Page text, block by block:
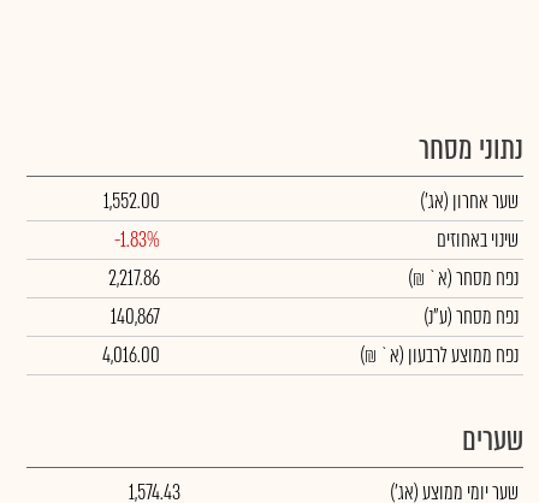
נתוני מסחר
שער אחרון (אג')
1,552.00
שינוי באחוזים
-1.83%
נפח מסחר(א` ₪)
2,217.86
נפח מסחר(ע"נ)
140,867
נפח ממוצע לרבעון (א` ₪)
4,016.00
שערים
שער יומי ממוצע(אג')
1,574.43